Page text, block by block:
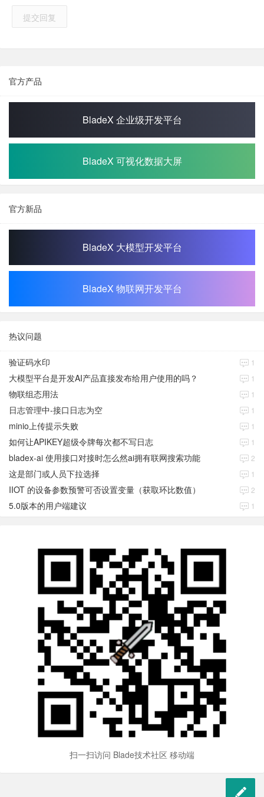
提交回复
官方产品
BladeX 企业级开发平台
BladeX 可视化数据大屏
官方新品
BladeX 大模型开发平台
BladeX 物联网开发平台
热议问题
验证码水印 1
大模型平台是开发AI产品直接发布给用户使用的吗？ 1
物联组态用法 1
日志管理中-接口日志为空 1
minio上传提示失败 1
如何让APIKEY超级令牌每次都不写日志 1
bladex-ai 使用接口对接时怎么然ai拥有联网搜索功能 2
这是部门或人员下拉选择 1
IIOT 的设备参数预警可否设置变量（获取环比数值） 2
5.0版本的用户端建议 1
扫一扫访问 Blade技术社区 移动端
